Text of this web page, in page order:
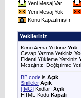
Yeni Mesaj Var
Yeni Mesaj Yok
Konu Kapatılmıştır
Yetkileriniz
Konu Acma Yetkiniz Yok
Cevap Yazma Yetkiniz
Eklenti Yükleme Yetkiniz
Mesajınızı Değiştirme
BB code is Açık
Smileler Açık
[IMG] Kodları Açık
HTML-Kodu Kapalı